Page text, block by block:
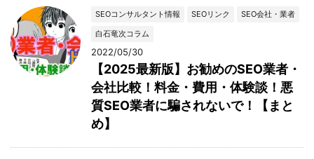
SEOコンサルタント情報 SEOリンク
SEO会社・業者
白石竜次コラム
2022/05/30
【2025最新版】お勧めのSEO業者・
会社比較！料金・費用・体験談！悪
質SEO業者に騙されないで！【まと
め】